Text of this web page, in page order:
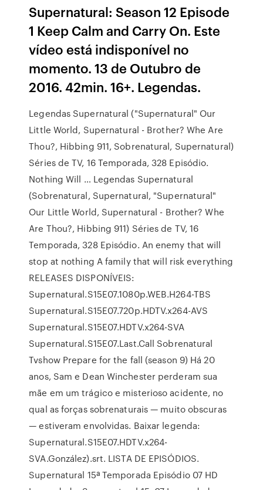
Supernatural: Season 12 Episode
1 Keep Calm and Carry On. Este
vídeo está indisponível no
momento. 13 de Outubro de
2016. 42min. 16+. Legendas.
Legendas Supernatural ("Supernatural" Our
Little World, Supernatural - Brother? Whe Are
Thou?, Hibbing 911, Sobrenatural, Supernatural)
Séries de TV, 16 Temporada, 328 Episódio.
Nothing Will … Legendas Supernatural
(Sobrenatural, Supernatural, "Supernatural"
Our Little World, Supernatural - Brother? Whe
Are Thou?, Hibbing 911) Séries de TV, 16
Temporada, 328 Episódio. An enemy that will
stop at nothing A family that will risk everything
RELEASES DISPONÍVEIS:
Supernatural.S15E07.1080p.WEB.H264-TBS
Supernatural.S15E07.720p.HDTV.x264-AVS
Supernatural.S15E07.HDTV.x264-SVA
Supernatural.S15E07.Last.Call Sobrenatural
Tvshow Prepare for the fall (season 9) Há 20
anos, Sam e Dean Winchester perderam sua
mãe em um trágico e misterioso acidente, no
qual as forças sobrenaturais — muito obscuras
— estiveram envolvidas. Baixar legenda:
Supernatural.S15E07.HDTV.x264-
SVA.González).srt. LISTA DE EPISÓDIOS.
Supernatural 15ª Temporada Episódio 07 HD